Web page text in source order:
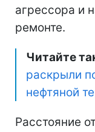
агрессора и
ремонте.
Читайте
раскрыли
нефтяной
Расстояние